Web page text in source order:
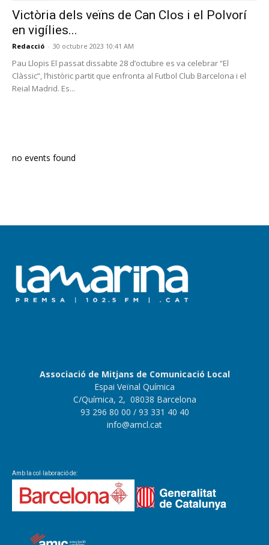
Victòria dels veïns de Can Clos i el Polvorí
en vigílies...
Redacció - 30 octubre 2023 10:41 AM
Pau Llopis El passat dissabte 28 d’octubre es va celebrar “El
Clàssic”, l’històric partit que enfronta al Futbol Club Barcelona i el
Reial Madrid. Es...
no events found
Associació de Mitjans de Comunicació Local
Espai Veïnal Química
C/Química, 2, 08038 Barcelona
93 296 80 00 / 93 331 40 40
info@amcl.cat
Amb la col·laboració de: